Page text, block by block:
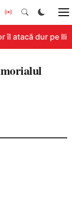
îl atacă dur pe